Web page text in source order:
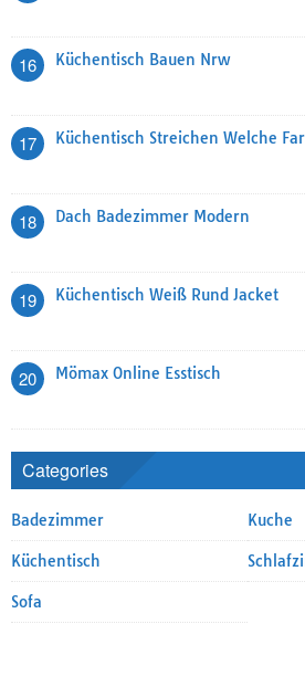
16 Küchentisch Bauen Nrw
17 Küchentisch Streichen Welche
18 Dach Badezimmer Modern
19 Küchentisch Weiß Rund Jacket
20 Mömax Online Esstisch
Categories
Badezimmer Kuche
Küchentisch
Sofa